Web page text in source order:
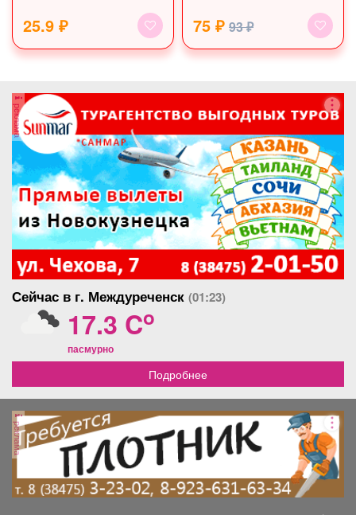
25.9 ₽ 75 ₽ 93 ₽
реклама
Сейчас в г. Междуреченск (01:23)
17.3 Co
пасмурно
Подробнее
реклама